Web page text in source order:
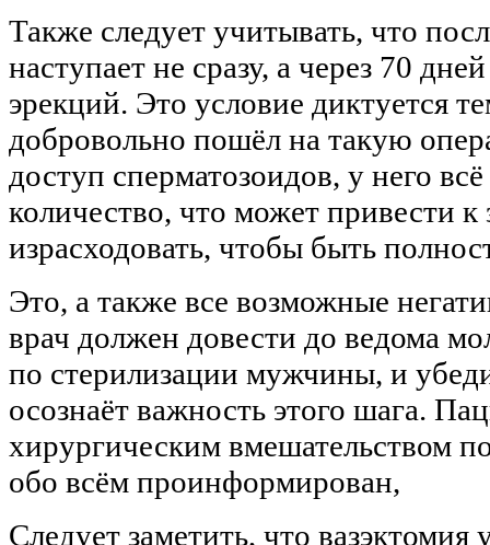
Также следует учитывать, что
наступает не сразу, а через 70
эрекций. Это условие диктуется
добровольно пошёл на такую
доступ сперматозоидов, у него
количество, что может привести
израсходовать, чтобы быть
Это, а также все возможные
врач должен довести до ведома
по стерилизации мужчины, и
осознаёт важность этого шага.
хирургическим вмешательством
обо всём проинформирован,
Следует заметить, что